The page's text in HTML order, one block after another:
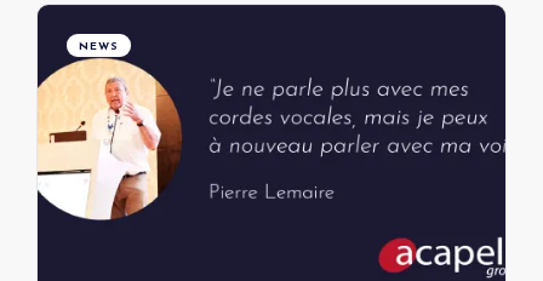
NEWS